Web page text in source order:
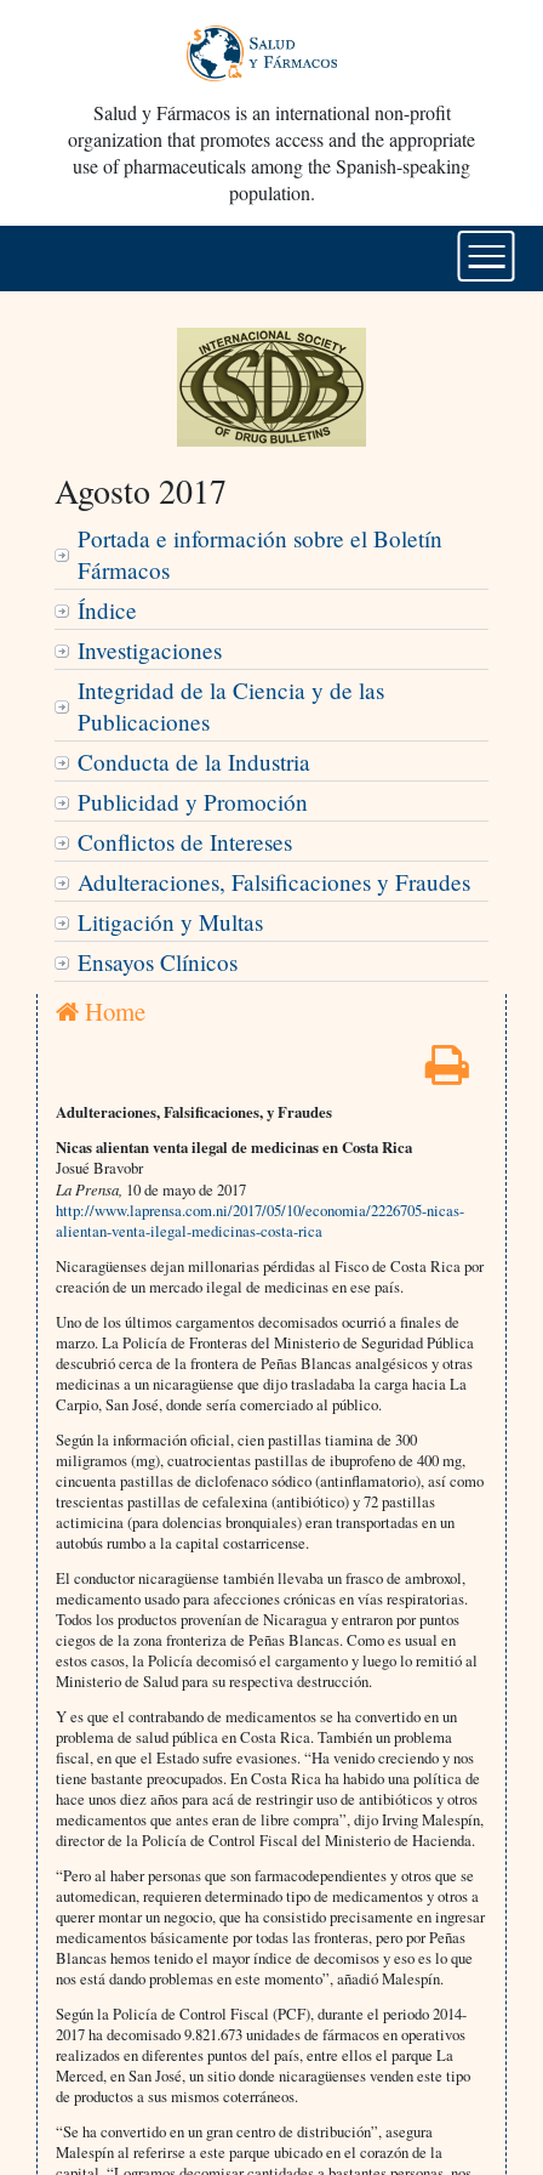
Salud y Fármacos is an international non-profit
organization that promotes access and the appropriate
use of pharmaceuticals among the Spanish-speaking
population.
Agosto 2017
Portada e información sobre el Boletín
Fármacos
Índice
Investigaciones
Integridad de la Ciencia y de las
Publicaciones
Conducta de la Industria
Publicidad y Promoción
Conflictos de Intereses
Adulteraciones, Falsificaciones y Fraudes
Litigación y Multas
Ensayos Clínicos
Home
Adulteraciones, Falsificaciones, y Fraudes
Nicas alientan venta ilegal de medicinas en Costa Rica
Josué Bravobr
La Prensa, 10 de mayo de 2017
http://www.laprensa.com.ni/2017/05/10/economia/2226705-nicas-
alientan-venta-ilegal-medicinas-costa-rica
Nicaragüenses dejan millonarias pérdidas al Fisco de Costa Rica por
creación de un mercado ilegal de medicinas en ese país.
Uno de los últimos cargamentos decomisados ocurrió a finales de
marzo. La Policía de Fronteras del Ministerio de Seguridad Pública
descubrió cerca de la frontera de Peñas Blancas analgésicos y otras
medicinas a un nicaragüense que dijo trasladaba la carga hacia La
Carpio, San José, donde sería comerciado al público.
Según la información oficial, cien pastillas tiamina de 300
miligramos (mg), cuatrocientas pastillas de ibuprofeno de 400 mg,
cincuenta pastillas de diclofenaco sódico (antinflamatorio), así como
trescientas pastillas de cefalexina (antibiótico) y 72 pastillas
actimicina (para dolencias bronquiales) eran transportadas en un
autobús rumbo a la capital costarricense.
El conductor nicaragüense también llevaba un frasco de ambroxol,
medicamento usado para afecciones crónicas en vías respiratorias.
Todos los productos provenían de Nicaragua y entraron por puntos
ciegos de la zona fronteriza de Peñas Blancas. Como es usual en
estos casos, la Policía decomisó el cargamento y luego lo remitió al
Ministerio de Salud para su respectiva destrucción.
Y es que el contrabando de medicamentos se ha convertido en un
problema de salud pública en Costa Rica. También un problema
fiscal, en que el Estado sufre evasiones. “Ha venido creciendo y nos
tiene bastante preocupados. En Costa Rica ha habido una política de
hace unos diez años para acá de restringir uso de antibióticos y otros
medicamentos que antes eran de libre compra”, dijo Irving Malespín,
director de la Policía de Control Fiscal del Ministerio de Hacienda.
“Pero al haber personas que son farmacodependientes y otros que se
automedican, requieren determinado tipo de medicamentos y otros a
querer montar un negocio, que ha consistido precisamente en ingresar
medicamentos básicamente por todas las fronteras, pero por Peñas
Blancas hemos tenido el mayor índice de decomisos y eso es lo que
nos está dando problemas en este momento”, añadió Malespín.
Según la Policía de Control Fiscal (PCF), durante el periodo 2014-
2017 ha decomisado 9.821.673 unidades de fármacos en operativos
realizados en diferentes puntos del país, entre ellos el parque La
Merced, en San José, un sitio donde nicaragüenses venden este tipo
de productos a sus mismos coterráneos.
“Se ha convertido en un gran centro de distribución”, asegura
Malespín al referirse a este parque ubicado en el corazón de la